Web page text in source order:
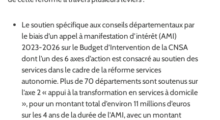
Le soutien spécifique aux conseils départementaux par
le biais d’un appel à manifestation d’intérêt (AMI)
2023-2026 sur le Budget d’Intervention de la CNSA
dont l’un des 6 axes d’action est consacré au soutien des
services dans le cadre de la réforme services
autonomie. Plus de 70 départements sont soutenus sur
l’axe 2 « appui à la transformation en services à domicile
», pour un montant total d’environ 11 millions d’euros
sur les 4 ans de la durée de l’AMI, avec un montant